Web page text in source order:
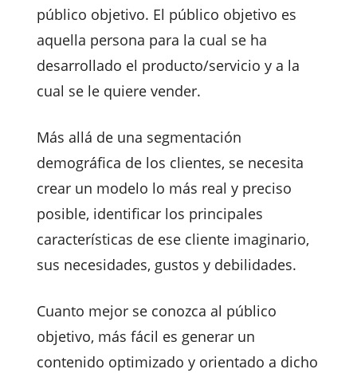
público objetivo. El público objetivo es
aquella persona para la cual se ha
desarrollado el producto/servicio y a la
cual se le quiere vender.
Más allá de una segmentación
demográfica de los clientes, se necesita
crear un modelo lo más real y preciso
posible, identificar los principales
características de ese cliente imaginario,
sus necesidades, gustos y debilidades.
Cuanto mejor se conozca al público
objetivo, más fácil es generar un
contenido optimizado y orientado a dicho